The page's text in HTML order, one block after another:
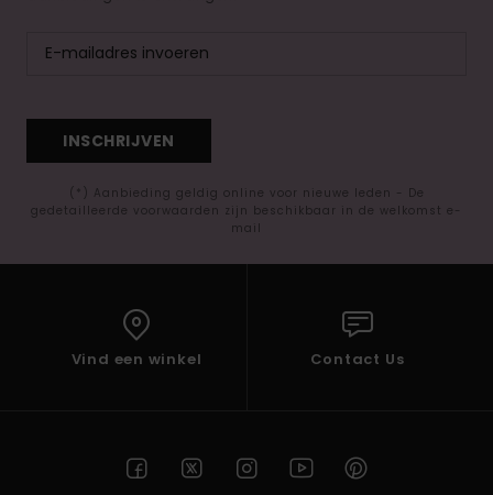
INSCHRIJVEN
(*) Aanbieding geldig online voor nieuwe leden - De
gedetailleerde voorwaarden zijn beschikbaar in de welkomst e-
mail
Vind een winkel Contact Us